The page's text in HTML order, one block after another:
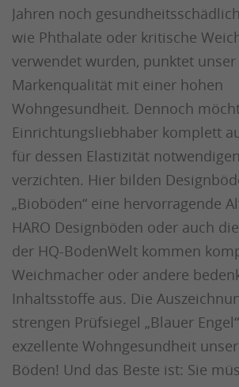
Jahren noch
wie Phthalate oder kritische
verwendet wurden, punktet
Markenqualität mit einer hohen
Wohngesundheit. Dennoch
Einrichtungsliebhaber komplett
für dessen Elastizität
verzichten. Hier bilden
„Bioböden“ eine hervorragende
HARO Designböden oder auch
der HQ-BodenWelt kommen
Weichmacher oder andere
Inhaltsstoffe aus. Die
strengen Prüfsiegel „Blauer
exzellente Wohngesundheit
Böden! Und das Beste ist: Sie